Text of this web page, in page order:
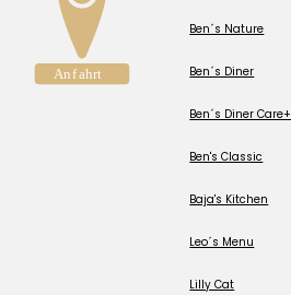
Ben´s Nature
Ben´s Diner
Ben´s Diner Care+
Ben's Classic
Baja's Kitchen
Leo´s Menu
Lilly Cat